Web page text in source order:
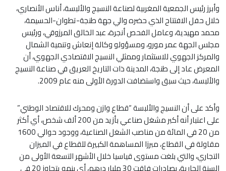
وأبرز رئيس الجمعية المغربية لصناعة النسيج والألبسة، أناس الأنصاري،
خلال حفل الافتتاح الذي حضره والي جهة طنجة-تطوان-الحسيمة،
محمد مهيدية، وعامل الفحص أنجرة، عبد الخالق المرزوقي، ورئيس
مجلس الجهة عمر مورو، ومسؤولو وكالة إنعاش وتنمية الشمال
والمركز الجهوي للاستثمار وممثلي النسيج الاقتصادي الجهوي، أن
المعرض عاد إلى طنجة، المدينة ذات التاريخ العريق في صناعة النسيج
والألبسة، حيث سبق واستضافت الدورة الأولى منه عام 2009.
وأكد على أن النسيج والألبسة “قطاع وازن ومحرك للاقتصاد الوطني”
على اعتبار أنه أكبر مشغل صناعي بأزيد من 200 ألف شخص، أي أكثر
من 20 في المائة من مناصب الشغل الصناعية، ووجود حوالي 1600
مقاولة في القطاع، مبرزا المساهمة الكبيرة للقطاع في الميزان
التجاري، والتي بلغت مستوى قياسيا خلال الأشهر التسعة الأولى من
السنة الجارية، بصادرات فاقت 30 مليار درهم، أي بنمو يتجاوز 20 في